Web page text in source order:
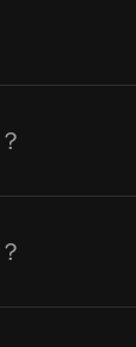
に対し
Token